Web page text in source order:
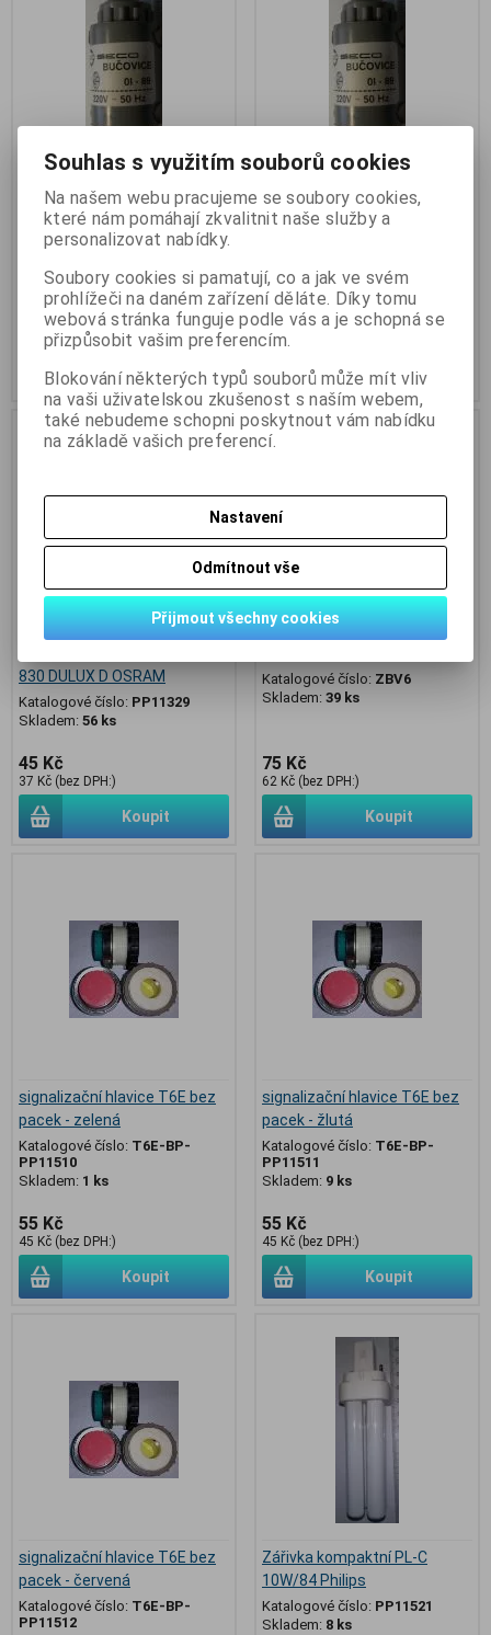
LED náhrada kontrolky na
220V - SECO - žlutá LED
Katalogové číslo:PP11226
žlutá LED
50 Kč
41 Kč (bez DPH:)
Koupit
LED náhrada kontrolky na
220V - SECO - červené LED
červená LED
95 Kč
79 Kč (bez DPH:)
Koupit
830 DULUX D OSRAM
Katalogové číslo: PP11329
Skladem: 56 ks
45 Kč
37 Kč (bez DPH:)
Koupit
Katalogové číslo: ZBV6
Skladem: 39 ks
75 Kč
62 Kč (bez DPH:)
Koupit
signalizační hlavice T6E bez
pacek - zelená
Katalogové číslo: T6E-BP-
PP11510
Skladem: 1 ks
55 Kč
45 Kč (bez DPH:)
Koupit
signalizační hlavice T6E bez
pacek - žlutá
Katalogové číslo: T6E-BP-
PP11511
Skladem: 9 ks
55 Kč
45 Kč (bez DPH:)
Koupit
signalizační hlavice T6E bez
pacek - červená
Katalogové číslo: T6E-BP-
PP11512
Zářivka kompaktní PL-C
10W/84 Philips
Katalogové číslo: PP11521
Skladem: 8 ks
Souhlas s využitím souborů cookies
Na našem webu pracujeme se soubory cookies,
které nám pomáhají zkvalitnit naše služby a
personalizovat nabídky.
Soubory cookies si pamatují, co a jak ve svém
prohlížeči na daném zařízení děláte. Díky tomu
webová stránka funguje podle vás a je schopná se
přizpůsobit vašim preferencím.
Blokování některých typů souborů může mít vliv
na vaši uživatelskou zkušenost s naším webem,
také nebudeme schopni poskytnout vám nabídku
na základě vašich preferencí.
Nastavení
Odmítnout vše
Přijmout všechny cookies